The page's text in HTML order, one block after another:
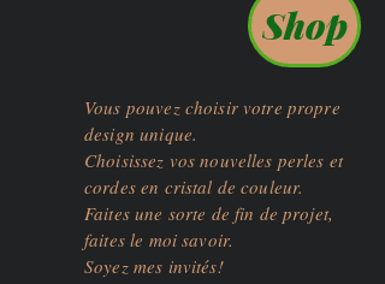
Shop
Vous pouvez choisir votre propre
design unique.
Choisissez vos nouvelles perles et
cordes en cristal de couleur.
Faites une sorte de fin de projet,
faites le moi savoir.
Soyez mes invités!